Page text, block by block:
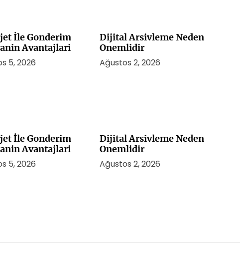
İle Gonderim
Avantajlari
5, 2026
Dijital Arsivleme Neden
Onemlidir
Ağustos 2, 2026
İle Gonderim
Avantajlari
5, 2026
Dijital Arsivleme Neden
Onemlidir
Ağustos 2, 2026